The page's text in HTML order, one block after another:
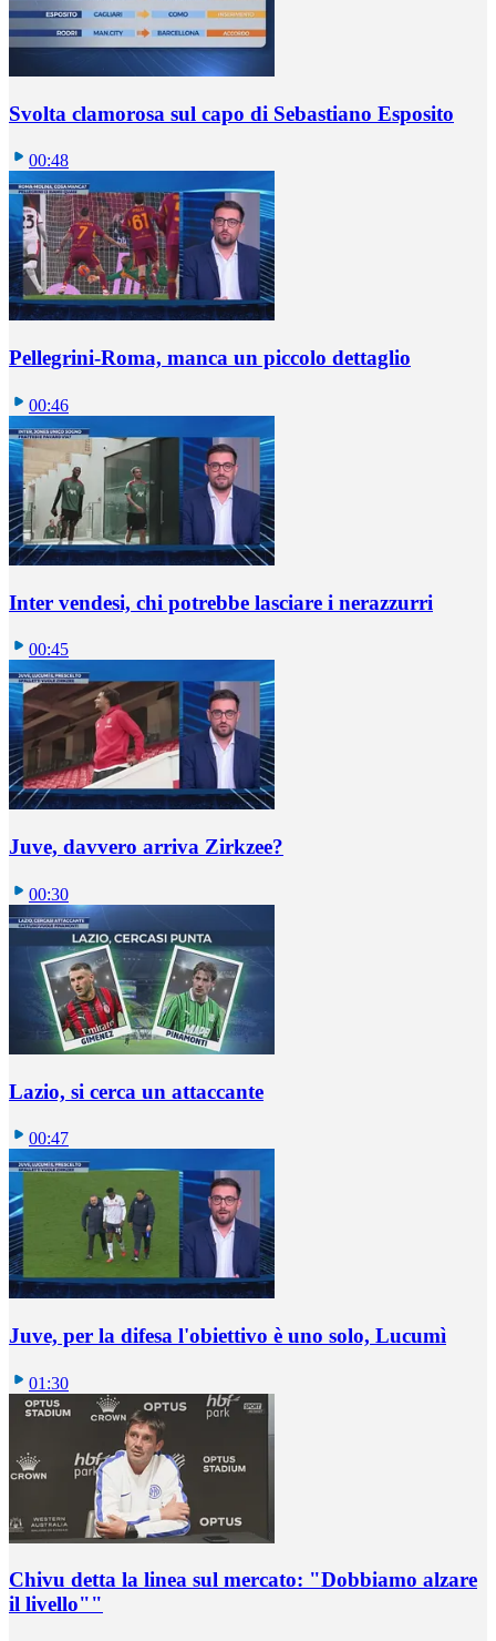
Svolta clamorosa sul capo di Sebastiano Esposito
00:48
Pellegrini-Roma, manca un piccolo dettaglio
00:46
Inter vendesi, chi potrebbe lasciare i nerazzurri
00:45
Juve, davvero arriva Zirkzee?
00:30
Lazio, si cerca un attaccante
00:47
Juve, per la difesa l'obiettivo è uno solo, Lucumì
01:30
Chivu detta la linea sul mercato: "Dobbiamo alzare
il livello""